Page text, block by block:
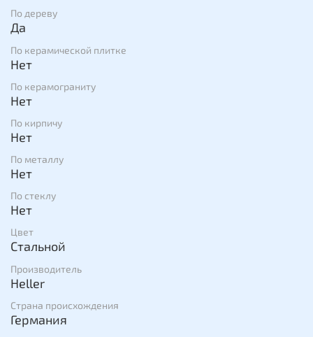
По дереву
Да
По керамической плитке
Нет
По керамограниту
Нет
По кирпичу
Нет
По металлу
Нет
По стеклу
Нет
Цвет
Стальной
Производитель
Heller
Страна происхождения
Германия